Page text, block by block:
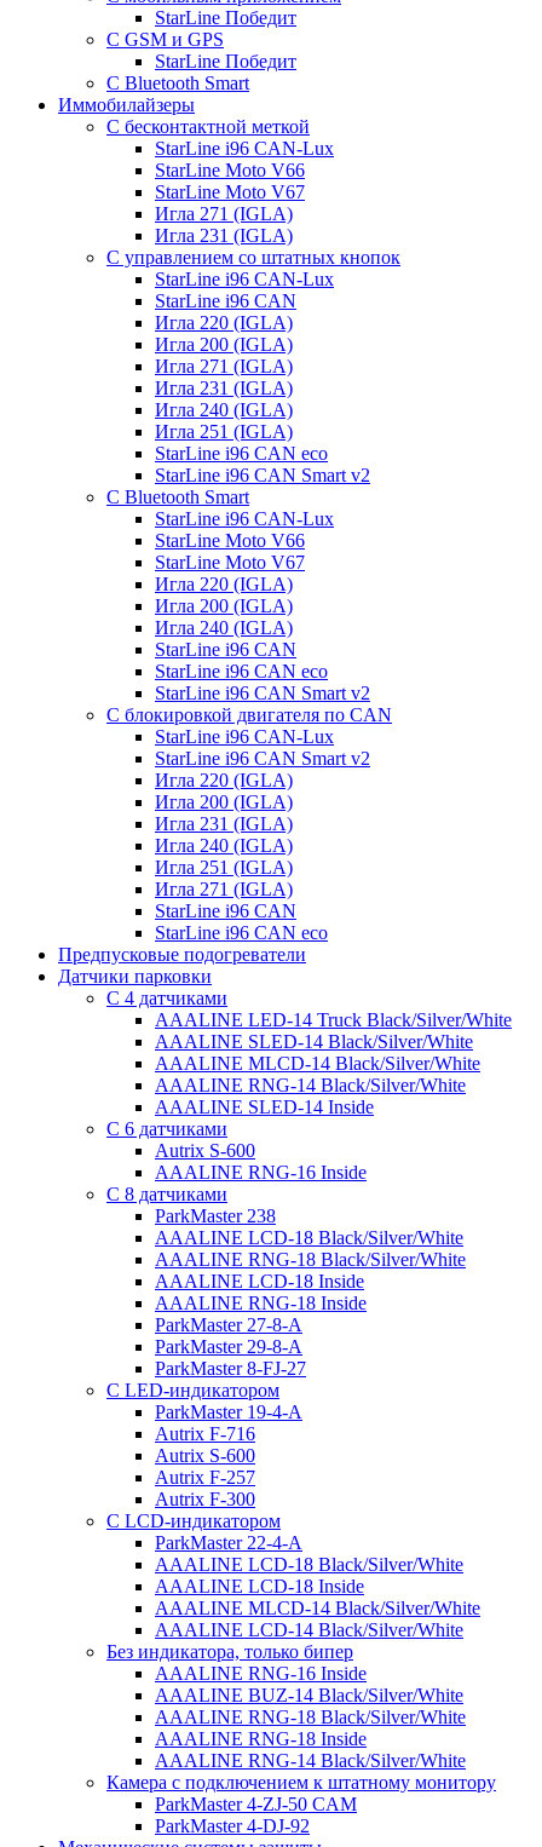
StarLine Победит
С GSM и GPS
StarLine Победит
С Bluetooth Smart
Иммобилайзеры
С бесконтактной меткой
StarLine i96 CAN-Lux
StarLine Moto V66
StarLine Moto V67
Игла 271 (IGLA)
Игла 231 (IGLA)
С управлением со штатных кнопок
StarLine i96 CAN-Lux
StarLine i96 CAN
Игла 220 (IGLA)
Игла 200 (IGLA)
Игла 271 (IGLA)
Игла 231 (IGLA)
Игла 240 (IGLA)
Игла 251 (IGLA)
StarLine i96 CAN eco
StarLine i96 CAN Smart v2
С Bluetooth Smart
StarLine i96 CAN-Lux
StarLine Moto V66
StarLine Moto V67
Игла 220 (IGLA)
Игла 200 (IGLA)
Игла 240 (IGLA)
StarLine i96 CAN
StarLine i96 CAN eco
StarLine i96 CAN Smart v2
С блокировкой двигателя по CAN
StarLine i96 CAN-Lux
StarLine i96 CAN Smart v2
Игла 220 (IGLA)
Игла 200 (IGLA)
Игла 231 (IGLA)
Игла 240 (IGLA)
Игла 251 (IGLA)
Игла 271 (IGLA)
StarLine i96 CAN
StarLine i96 CAN eco
Предпусковые подогреватели
Датчики парковки
С 4 датчиками
AAALINE LED-14 Truck Black/Silver/White
AAALINE SLED-14 Black/Silver/White
AAALINE MLCD-14 Black/Silver/White
AAALINE RNG-14 Black/Silver/White
AAALINE SLED-14 Inside
С 6 датчиками
Autrix S-600
AAALINE RNG-16 Inside
С 8 датчиками
ParkMaster 238
AAALINE LCD-18 Black/Silver/White
AAALINE RNG-18 Black/Silver/White
AAALINE LCD-18 Inside
AAALINE RNG-18 Inside
ParkMaster 27-8-A
ParkMaster 29-8-A
ParkMaster 8-FJ-27
С LED-индикатором
ParkMaster 19-4-A
Autrix F-716
Autrix S-600
Autrix F-257
Autrix F-300
С LCD-индикатором
ParkMaster 22-4-A
AAALINE LCD-18 Black/Silver/White
AAALINE LCD-18 Inside
AAALINE MLCD-14 Black/Silver/White
AAALINE LCD-14 Black/Silver/White
Без индикатора, только бипер
AAALINE RNG-16 Inside
AAALINE BUZ-14 Black/Silver/White
AAALINE RNG-18 Black/Silver/White
AAALINE RNG-18 Inside
AAALINE RNG-14 Black/Silver/White
Камера с подключением к штатному монитору
ParkMaster 4-ZJ-50 CAM
ParkMaster 4-DJ-92